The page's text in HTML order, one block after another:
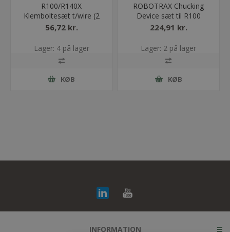
R100/R140X
Klemboltesæt t/wire (2
stk)
56,72 kr.
Lager: 4 på lager
KØB
ROBOTRAX Chucking
Device sæt til R100
224,91 kr.
Lager: 2 på lager
KØB
INFORMATION